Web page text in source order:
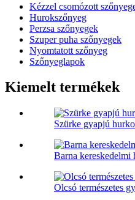
Kézzel csomózott
Hurokszőnyeg
Perzsa szőnyegek
Szuper puha szőnyegek
Nyomtatott szőnyeg
Szőnyeglapok
Kiemelt termékek
Szürke gyapjú
Barna kereskedelmi
Olcsó természetes